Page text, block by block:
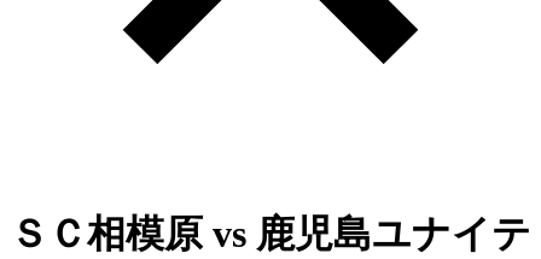
ＳＣ相模原 vs 鹿児島ユナイテ